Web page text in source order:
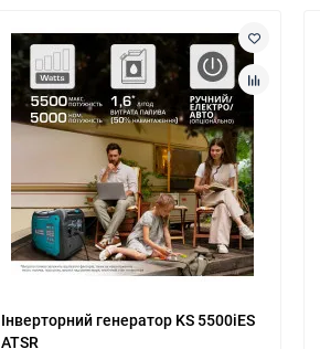
Інверторний генератор KS 5500iES
ATSR